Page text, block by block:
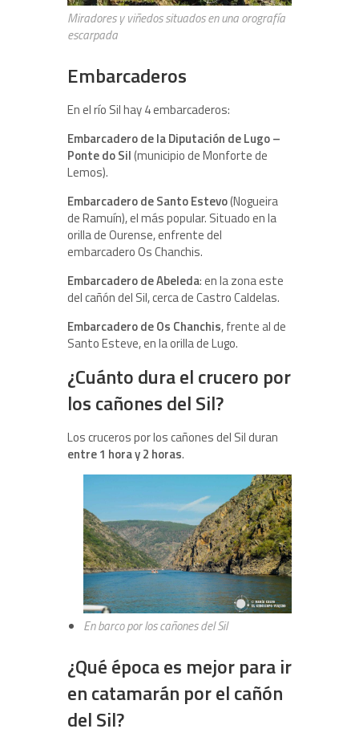
Miradores y viñedos situados en una orografía
escarpada
Embarcaderos
En el río Sil hay 4 embarcaderos:
Embarcadero de la Diputación de Lugo –
Ponte do Sil(municipio de Monforte de
Lemos).
Embarcadero de Santo Estevo(Nogueira
de Ramuín), el más popular. Situado en la
orilla de Ourense, enfrente del
embarcadero Os Chanchis.
Embarcadero de Abeleda: en la zona este
del cañón del Sil, cerca de Castro Caldelas.
Embarcadero de Os Chanchis, frente al de
Santo Esteve, en la orilla de Lugo.
¿Cuánto dura el crucero por
los cañones del Sil?
Los cruceros por los cañones del Sil duran
entre 1 hora y 2 horas.
En barco por los cañones del Sil
¿Qué época es mejor para ir
en catamarán por el cañón
del Sil?